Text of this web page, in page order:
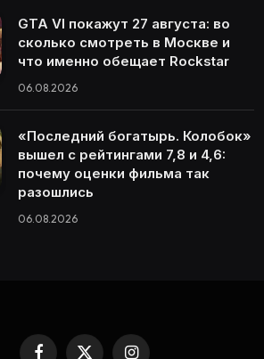
GTA VI покажут 27 августа: во
сколько смотреть в Москве и
что именно обещает Rockstar
06.08.2026
«Последний богатырь. Колобок»
вышел с рейтингами 7,8 и 4,6:
почему оценки фильма так
разошлись
06.08.2026